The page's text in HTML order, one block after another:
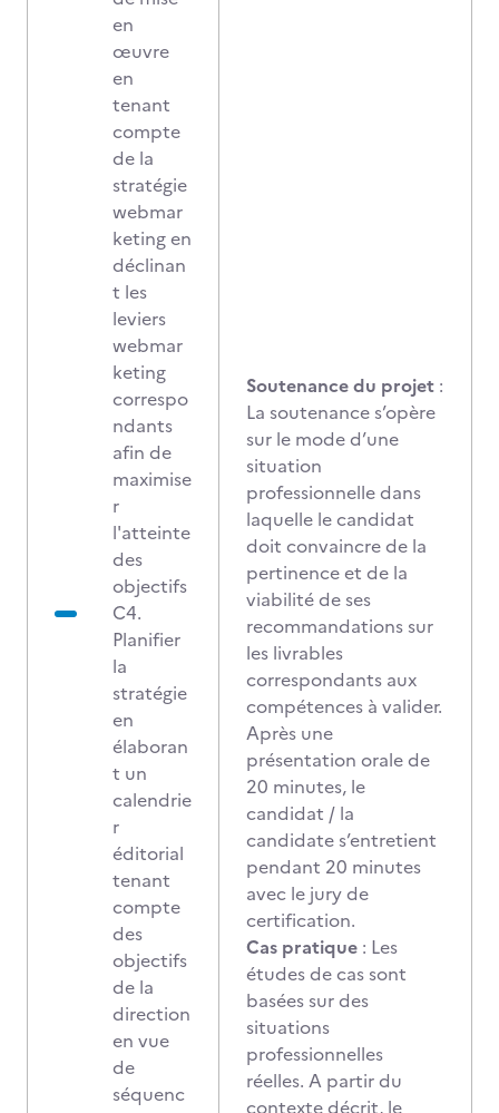
en
œuvre
en
tenant
compte
de la
stratégie
webmar
keting en
déclinan
t les
leviers
webmar
keting
correspo
ndants
afin de
maximise
r
l'atteinte
des
objectifs
C4.
Planifier
la
stratégie
en
élaboran
t un
calendrie
r
éditorial
tenant
compte
des
objectifs
de la
direction
en vue
de
séquenc
Soutenance du projet :
La soutenance s’opère
sur le mode d’une
situation
professionnelle dans
laquelle le candidat
doit convaincre de la
pertinence et de la
viabilité de ses
recommandations sur
les livrables
correspondants aux
compétences à valider.
Après une
présentation orale de
20 minutes, le
candidat / la
candidate s’entretient
pendant 20 minutes
avec le jury de
certification.
Cas pratique : Les
études de cas sont
basées sur des
situations
professionnelles
réelles. A partir du
contexte décrit, le